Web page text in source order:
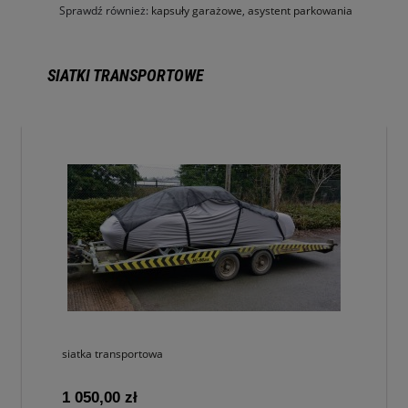
Sprawdź również: kapsuły garażowe, asystent parkowania
SIATKI TRANSPORTOWE
siatka transportowa
1 050,00 zł